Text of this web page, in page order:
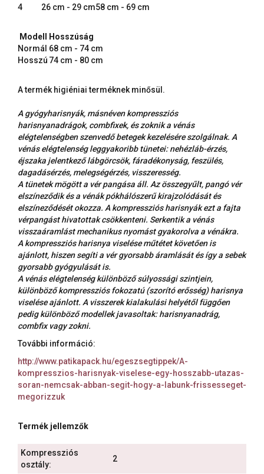
4
26 cm - 29 cm58 cm - 69 cm
Modell
Hosszúság
Normál 68 cm - 74 cm
Hosszú 74 cm - 80 cm
A termék higiéniai terméknek minősül.
A gyógyharisnyák, másnéven kompressziós
harisnyanadrágok, combfixek, és zoknik a vénás
elégtelenségben szenvedő betegek kezelésére szolgálnak. A
vénás elégtelenség leggyakoribb tünetei: nehézláb-érzés,
éjszaka jelentkező lábgörcsök, fáradékonyság, feszülés,
dagadásérzés, melegségérzés, visszeresség.
A tünetek mögött a vér pangása áll. Az összegyűlt, pangó vér
elszíneződik és a vénák pókhálószerű kirajzolódását és
elszíneződését okozza. A kompressziós harisnyák ezt a fajta
vérpangást hivatottak csökkenteni. Serkentik a vénás
visszaáramlást mechanikus nyomást gyakorolva a vénákra.
A kompressziós harisnya viselése műtétet követően is
ajánlott, hiszen segíti a vér gyorsabb áramlását és így a sebek
gyorsabb gyógyulását is.
A vénás elégtelenség különböző súlyossági szintjein,
különböző kompressziós fokozatú (szorító erősség) harisnya
viselése ajánlott. A visszerek kialakulási helyétől függően
pedig különböző modellek javasoltak: harisnyanadrág,
combfix vagy zokni.
További információ:
http://www.patikapack.hu/egeszsegtippek/A-
kompresszios-harisnyak-viselese-egy-hosszabb-utazas-
soran-nemcsak-abban-segit-hogy-a-labunk-frissesseget-
megorizzuk
Termék jellemzők
Kompressziós
osztály:
2